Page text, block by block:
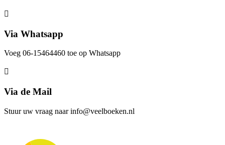
Via Whatsapp
Voeg 06-15464460 toe op Whatsapp
Via de Mail
Stuur uw vraag naar info@veelboeken.nl